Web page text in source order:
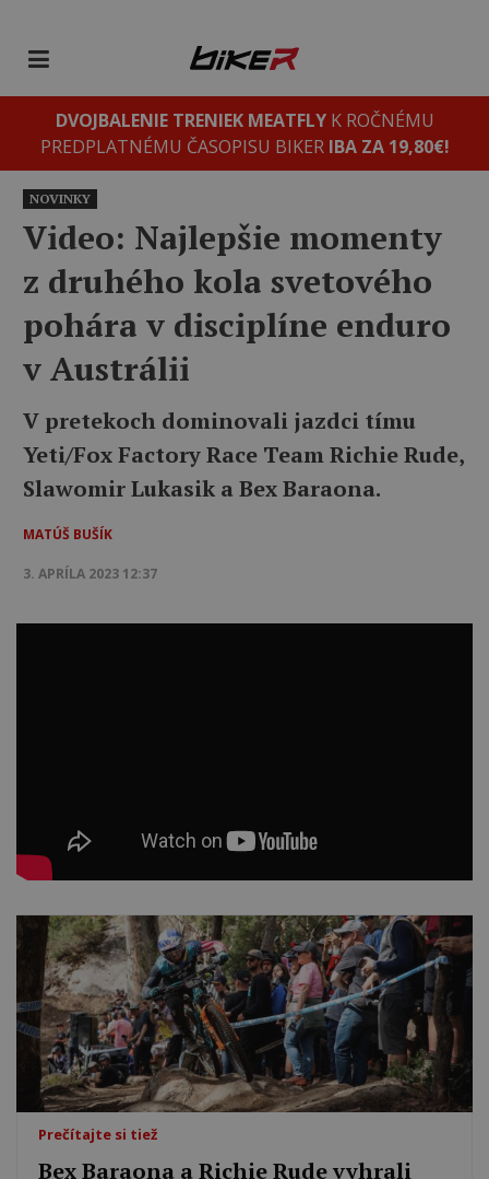
DVOJBALENIE TRENIEK MEATFLYK ROČNÉMU
PREDPLATNÉMU ČASOPISU BIKER IBA ZA 19,80€!
NOVINKY
Video: Najlepšie momenty
z druhého kola svetového
pohára v disciplíne enduro
v Austrálii
V pretekoch dominovali jazdci tímu
Yeti/Fox Factory Race Team Richie Rude,
Slawomir Lukasik a Bex Baraona.
MATÚŠ BUŠÍK
3. APRÍLA 2023 12:37
Prečítajte si tiež
Bex Baraona a Richie Rude vyhrali